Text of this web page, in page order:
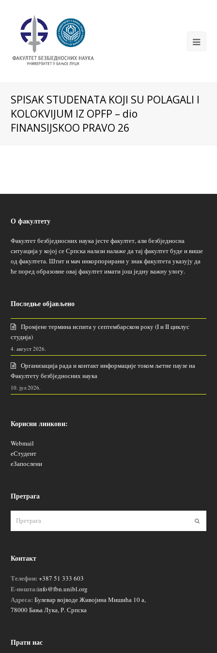
SPISAK STUDENATA KOJI SU POLAGALI I
KOLOKVIJUM IZ OPFP – dio
FINANSIJSKOO PRAVO 26
О факултету
Факултет безбједносних наука јесте факултет, али безбједносна
ситуација у којој се Српска налази налаже да тај факултет буде и више
од факултета. Штит и мач инкорпорирани у знак факултета указују да
ће поред образовне овај факултет имати још једну важну улогу.
Последње објављено
Промјене термина испита у септембарском року (I и II циклус
студија)
4. август 2026.
Организација рада и контакт информације током љетне паузе на
Факултету безбједносних наука
10. јул 2026.
Корисни линкови:
Webmail
еСтудент
еЗапослени
Претрага
Контакт
Телефон: +387 51 333 603
Е-пошта:info@fbn.unibl.org
Адреса: Булевар војводе Живојина Мишића 10 а,
78000 Бања Лука, Р. Српска
Прати нас